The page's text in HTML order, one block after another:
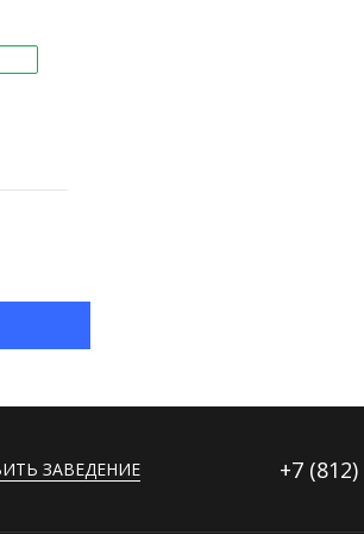
ЗАВЕДЕНИЕ +7 (812)